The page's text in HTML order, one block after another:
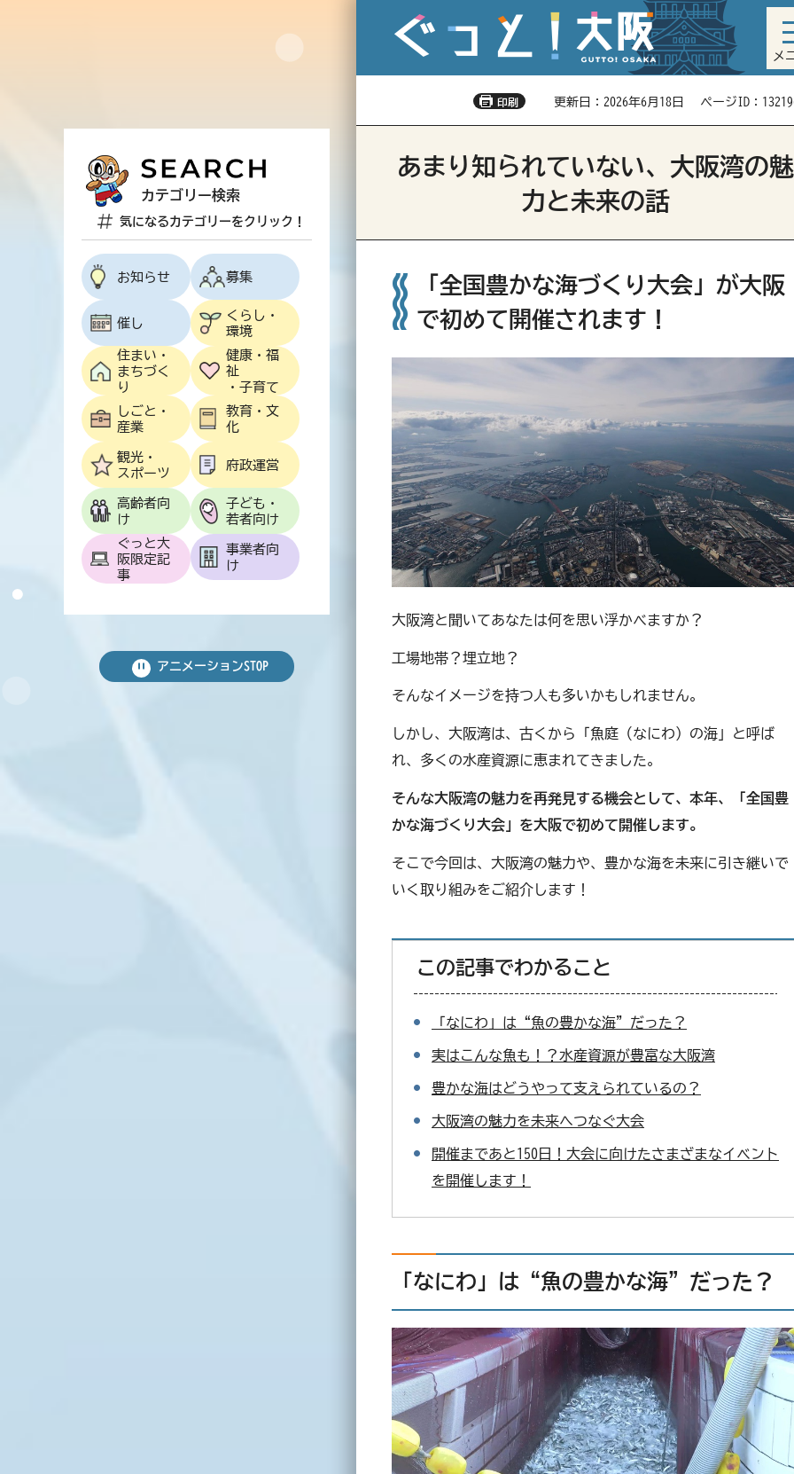
メ
印刷 更新日：2026年6月18日 ページID：
あまり知られていない、大阪湾の魅
力と未来の話
「全国豊かな海づくり大会」が大阪
で初めて開催されます！
大阪湾と聞いてあなたは何を思い浮かべますか？
工場地帯？埋立地？
そんなイメージを持つ人も多いかもしれません。
しかし、大阪湾は、古くから「魚庭（なにわ）の海」と呼ば
れ、多くの水産資源に恵まれてきました。
そんな大阪湾の魅力を再発見する機会として、本年、「全国豊
かな海づくり大会」を大阪で初めて開催します。
そこで今回は、大阪湾の魅力や、豊かな海を未来に引き継いで
いく取り組みをご紹介します！
この記事でわかること
「なにわ」は“魚の豊かな海”だった？
実はこんな魚も！？水産資源が豊富な大阪湾
豊かな海はどうやって支えられているの？
大阪湾の魅力を未来へつなぐ大会
開催まであと150日！大会に向けたさまざまなイベント
を開催します！
「なにわ」は“魚の豊かな海”だった？
カテゴリー検索
気になるカテゴリーをクリック！
お知らせ 募集
催し
くらし・
環境
住まい・
まちづく
り
健康・福
祉
・子育て
しごと・
産業
教育・文
化
観光・
スポーツ
府政運営
高齢者向
け
子ども・
若者向け
ぐっと大
阪限定記
事
事業者向
け
アニメーションSTOP